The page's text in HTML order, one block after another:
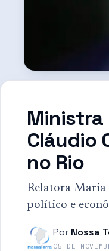
Ministra
Cláudio
no Rio
Relatora Maria
político e
Por Nossa
05 DE